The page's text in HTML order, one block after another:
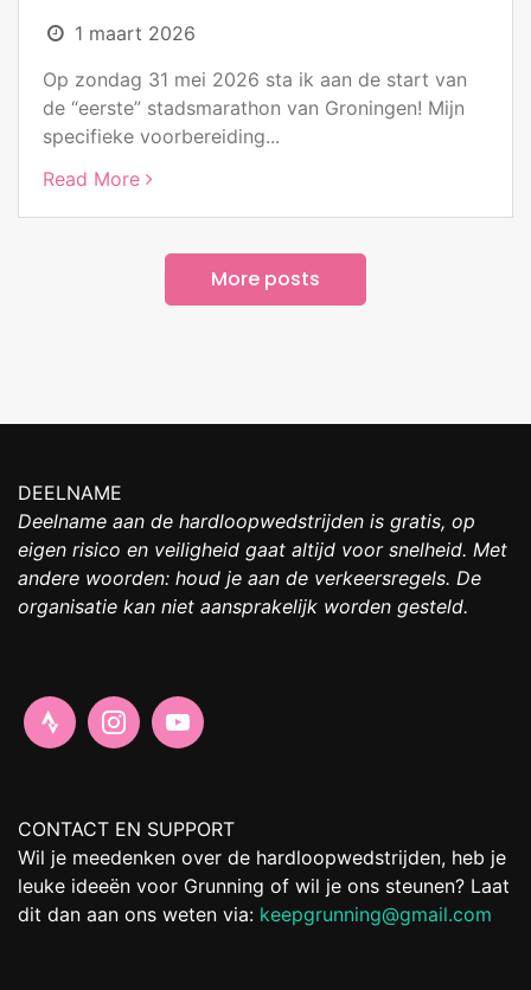
1 maart 2026
Op zondag 31 mei 2026 sta ik aan de start van
de “eerste” stadsmarathon van Groningen! Mijn
specifieke voorbereiding...
Read More
More posts
DEELNAME
Deelname aan de hardloopwedstrijden is gratis, op
eigen risico en veiligheid gaat altijd voor snelheid. Met
andere woorden: houd je aan de verkeersregels. De
organisatie kan niet aansprakelijk worden gesteld.
CONTACT EN SUPPORT
Wil je meedenken over de hardloopwedstrijden, heb je
leuke ideeën voor Grunning of wil je ons steunen? Laat
dit dan aan ons weten via: keepgrunning@gmail.com